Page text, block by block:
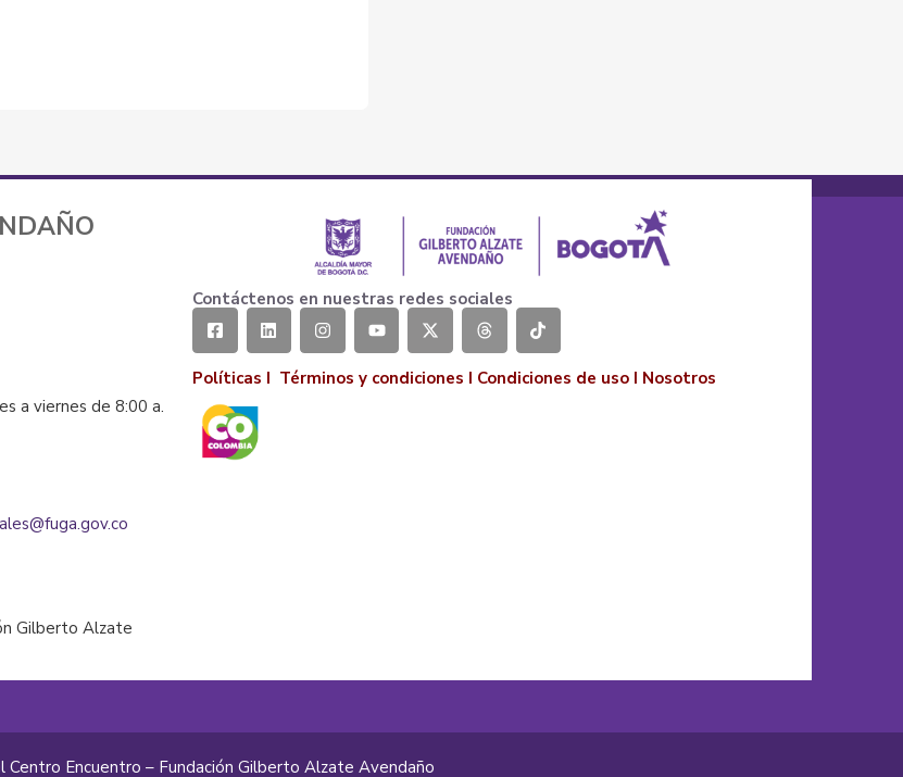
a viernes de 8:00 a.
Gilberto Alzate
Contáctenos en nuestras redes sociales
Políticas I Términos y condiciones I Condiciones de uso I Nosotros
Centro Encuentro – Fundación Gilberto Alzate Avendaño